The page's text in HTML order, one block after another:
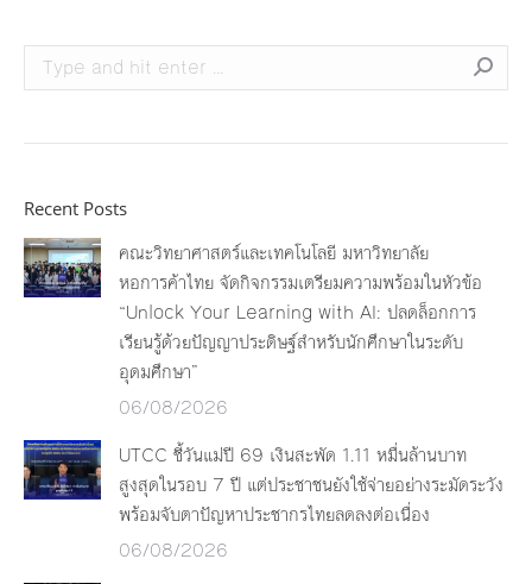
Search:
Recent Posts
คณะวิทยาศาสตร์และเทคโนโลยี มหาวิทยาลัย
หอการค้าไทย จัดกิจกรรมเตรียมความพร้อมในหัวข้อ
“Unlock Your Learning with AI: ปลดล็อกการ
เรียนรู้ด้วยปัญญาประดิษฐ์สำหรับนักศึกษาในระดับ
อุดมศึกษา”
06/08/2026
UTCC ชี้วันแม่ปี 69 เงินสะพัด 1.11 หมื่นล้านบาท
สูงสุดในรอบ 7 ปี แต่ประชาชนยังใช้จ่ายอย่างระมัดระวัง
พร้อมจับตาปัญหาประชากรไทยลดลงต่อเนื่อง
06/08/2026